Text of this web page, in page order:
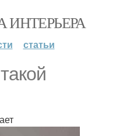
ИНТЕРЬЕРА
статьи